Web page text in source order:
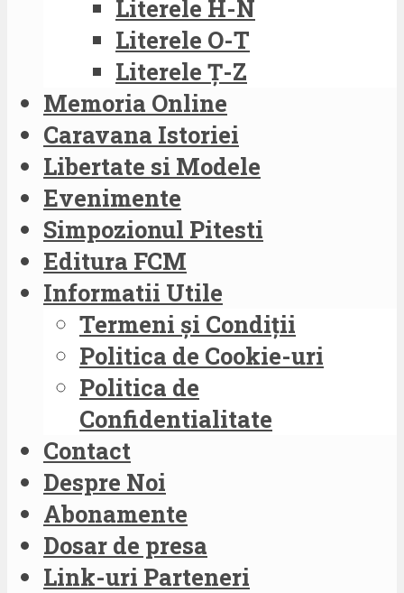
Literele H-N
Literele O-T
Literele Ț-Z
Memoria Online
Caravana Istoriei
Libertate si Modele
Evenimente
Simpozionul Pitesti
Editura FCM
Informatii Utile
Termeni și Condiții
Politica de Cookie-uri
Politica de
Confidentialitate
Contact
Despre Noi
Abonamente
Dosar de presa
Link-uri Parteneri